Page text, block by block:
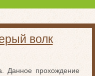
волк
Данное прохождение